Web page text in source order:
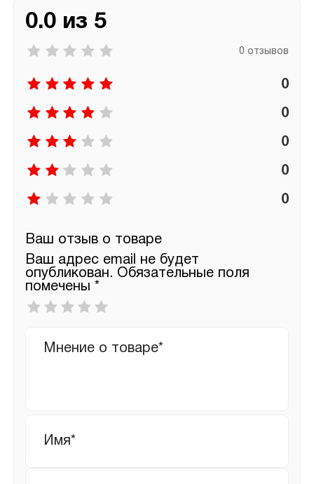
0.0 из 5
0 отзывов
0
0
0
0
0
Ваш отзыв о товаре
Ваш адрес email не будет
опубликован. Обязательные поля
помечены *
Ваша
оценка
отзыв